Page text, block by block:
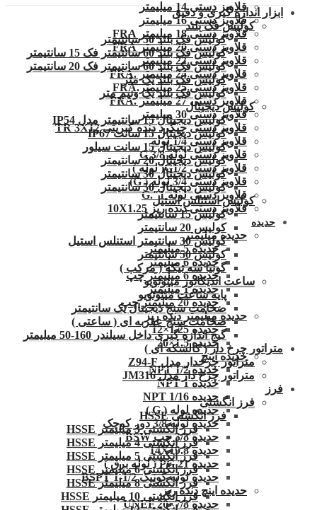
قلاویز دستی 14 میلیمتر
قلاویز دستی 16 میلیمتر
قلاویز دستی 18 میلیمتر FRA
قلاویز دستی 20 میلیمتر FRA
قلاویز دستی 22 میلیمتر
قلاویز دستی 24 میلیمتر .FRA
قلاویز دستی 25 میلیمتر.FRA
قلاویز دستی 27 میلیمتر .FRA
قلاویز دستی 30 میلیمتر
قلاویز دستی چپگرد دنده کبریتی TR 3X12
قلاویز دستی 1/4 لوله
قلاویز دستی لوله G 3/8
قلاویز دستی G1/2( لوله )
قلاویز دستی 3/4 لوله ( G)
قلاویز دستی لوله 1″.G
قلاویز دستی دنده ریز 10X1.25
حدیده
حدیده میلیمتر
حدیده 5 میلیمتر
حدیده 6 میلیمتر
حدیده 6 میلیمتر چپ
حدیده 1 میلیمتر
حدیده 20 میلیمتر چپ
حدیده میلیمتر دنده ریز
حدیده 1.25×12
حدیده 1.5×20
حدیده اینچ
حدیده 1/2 NPT
حدیده NPT 1
حدیده 1/16 NPT
حدیده لوله ( G )
حدیده لوله 3/8 دور کوچک
حدیده 3/8 چپ BSW
حدیده 14X19.8
حدیده 21 PG ( لوله برق )
حدیده لوله کونیک 1/2-1 BSPT
حدیده اینچ دنده ریز
حدیده UNEF 20×7/8
ابزار اندازه گیری و دقیق
کولیس فک بلند
کولیس فک بلند 50 سانتیمتر
کولیس فک بلند 60 سانتیمتر فک 15 سانتیمتر
کولیس فک بلند 60 سانتیمتر فک 20 سانتیمتر
کولیس فک بلند یک متر
کولیس فک بلند یک ونیم متر
کولیس دیجیتال
کولیس دیجیتال 15 سانتیمتر مدل IP54
کولیس دیجیتال 15 سانت IP67
کولیس دیجیتال 15 سانت سیلور
کولیس دیجیتال 20 سانتیمتر
کولیس دیجیتال 30 سانتیمتر
کولیس دیجیتال 50 سانتیمتر
کولیس استنلس استیل
کولیس 15 سانتیمتر
کولیس 20 سانتیمتر
کولیس 30 سانتیمتر استنلس استیل
کولیس 50 سانتیمتر
گونیا سه تیکه ( مرکب )
ساعت اندیکاتور میتوتویو
پایه ساعت میتوتویو
ضخامت سنج دیجیتال یک سانتیمتر
ضخامت سنج عقربه ای ( ساعتی )
گیج اندازه گیری داخل سیلندر 160-50 میلیمتر
متراتور چرخ دار ( کالسکه ای )
متراتور چرخدار مدل Z94-F
متراتور چرخ دار مدل JM316
فرز
فرز انگشتی
فرز انگشتی HSSE
فرز انگشتی 3 میلیمتر HSSE
فرز انگشتی 4 میلیمتر HSSE
فرز انگشتی 5 میلیمتر HSSE
فرز انگشتی 6 میلیمتر HSSE
فرز انگشتی 8 میلیمتر HSSE
فرز انگشتی 10 میلیمتر HSSE